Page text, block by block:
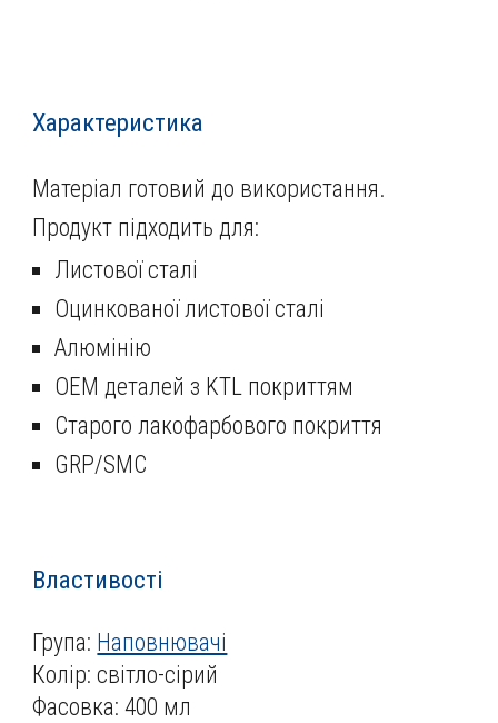
Характеристика
Матеріал готовий до використання.
Продукт підходить для:
Листової сталі
Оцинкованої листової сталі
Алюмінію
OEM деталей з KTL покриттям
Старого лакофарбового покриття
GRP/SMC
Властивості
Група: Наповнювачі
Колір: світло-сірий
Фасовка: 400 мл